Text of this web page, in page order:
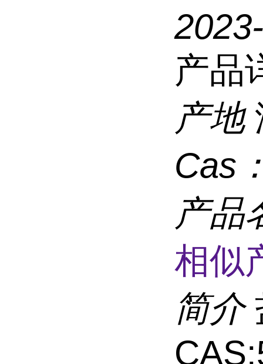
产品
产地
Cas
产品
相似
简介